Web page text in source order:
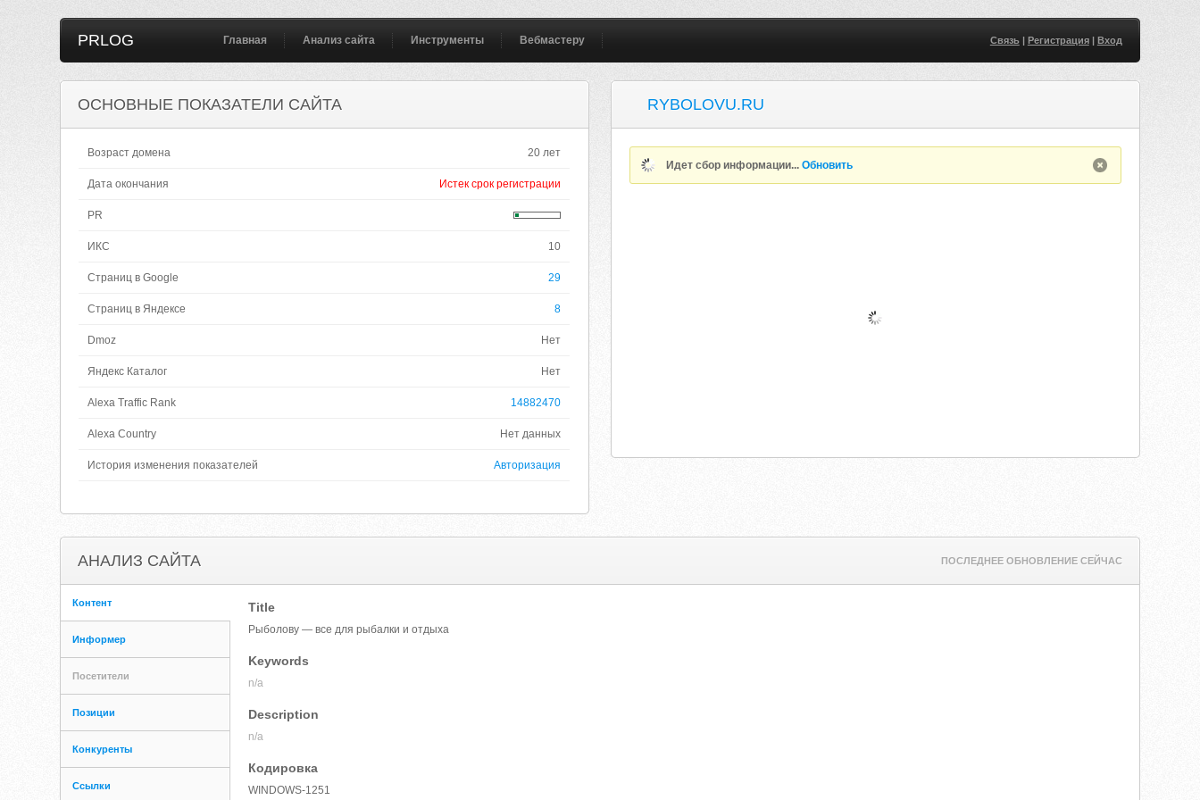
PRLOG Главная Анализ сайта Инструменты Вебмастеру Связь| Регистрация| Вход
ОСНОВНЫЕ ПОКАЗАТЕЛИ САЙТА
Возраст домена 20 лет
Дата окончания Истек срок регистрации
PR
ИКС 10
Страниц в Google 29
Страниц в Яндексе 8
Dmoz Нет
Яндекс Каталог Нет
Alexa Traffic Rank 14882470
Alexa Country Нет данных
История изменения показателей Авторизация
RYBOLOVU.RU
Идет сбор информации...Обновить
АНАЛИЗ САЙТА ПОСЛЕДНЕЕ ОБНОВЛЕНИЕ СЕЙЧАС
Контент
Информер
Посетители
Позиции
Конкуренты
Ссылки
Title
Рыболову — все для рыбалки и отдыха
Keywords
n/a
Description
n/a
Кодировка
WINDOWS-1251